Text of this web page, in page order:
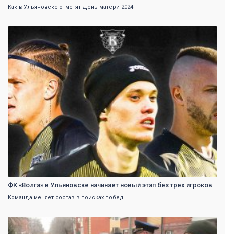
Как в Ульяновске отметят День матери 2024
ФК «Волга» в Ульяновске начинает новый этап без трех игроков
Команда меняет состав в поисках побед
0